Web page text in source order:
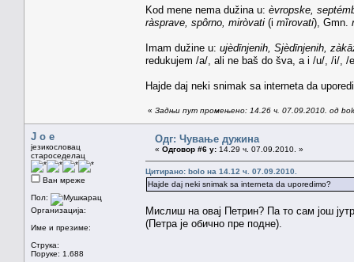
Kod mene nema dužina u: èvropske,
ràsprave, spôrno, miròvati (i mȉrovati), Gmn.
Imam dužine u: ujèdīnjenih, Sjèdīnjenih,
redukujem /a/, ali ne baš do šva, a i /u/, /i/, /
Hajde daj neki snimak sa interneta da
« Задњи пут промењено: 14.26 ч. 07.09.2010. од
J o e
језикословац
староседелац
Ван мреже
Пол:
Организација:
Име и презиме:
Струка:
Поруке: 1.688
Одг: Чување дужина
« Одговор #6 у: 14.29 ч. 07.09.2010. »
Цитирано: bolo на 14.12 ч. 07.09.2010.
Hajde daj neki snimak sa interneta da uporedimo?
Мислиш на овај Петрин? Па то сам још
(Петра је обично пре подне).